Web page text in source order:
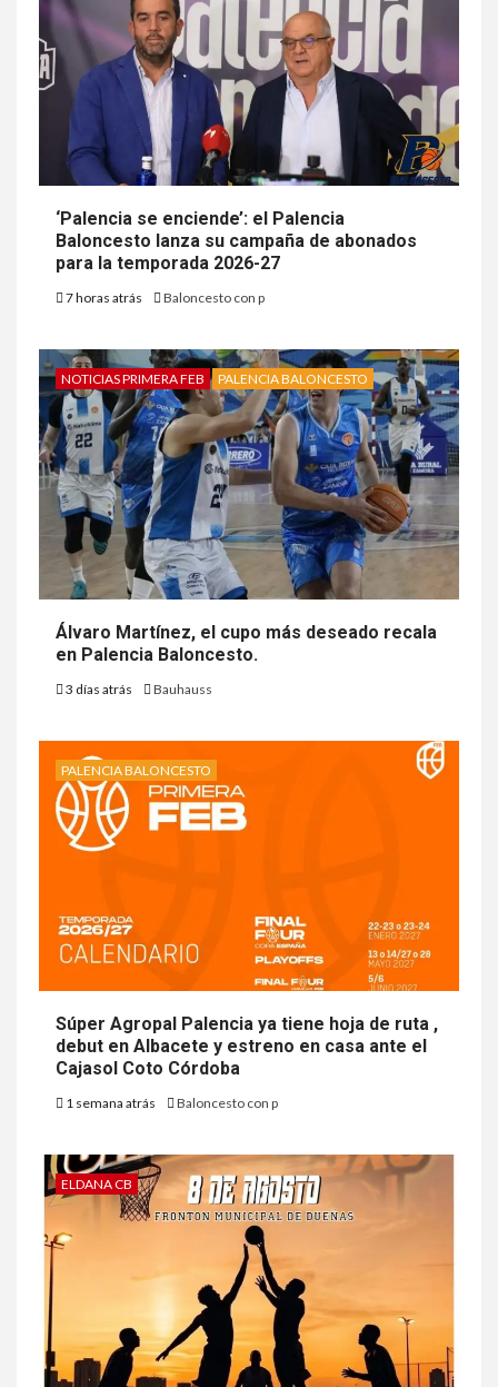
‘Palencia se enciende’: el Palencia
Baloncesto lanza su campaña de abonados
para la temporada 2026-27
7 horas atrás Baloncesto con p
NOTICIAS PRIMERA FEB PALENCIA BALONCESTO
Álvaro Martínez, el cupo más deseado recala
en Palencia Baloncesto.
3 días atrás Bauhauss
PALENCIA BALONCESTO
Súper Agropal Palencia ya tiene hoja de ruta ,
debut en Albacete y estreno en casa ante el
Cajasol Coto Córdoba
1 semana atrás Baloncesto con p
ELDANA CB